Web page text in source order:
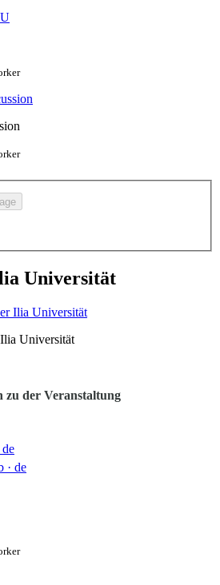
Universität
Universität
zu der Veranstaltung
de
· de